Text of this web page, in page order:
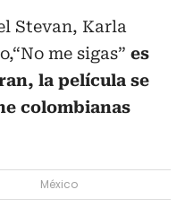
Stevan, Karla
me sigas” es
la película se
colombianas
México